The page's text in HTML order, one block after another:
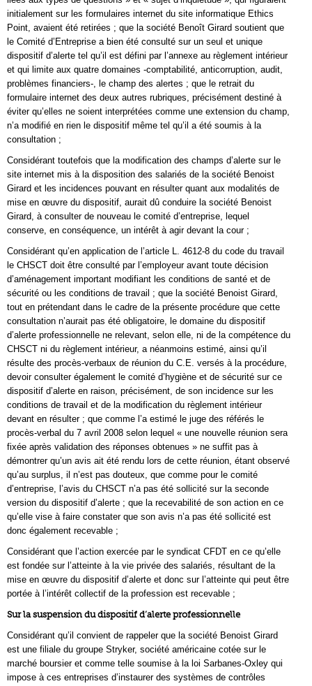
initialement sur les formulaires internet du site informatique Ethics
Point, avaient été retirées ; que la société Benoît Girard soutient que
le Comité d’Entreprise a bien été consulté sur un seul et unique
dispositif d’alerte tel qu’il est défini par l’annexe au règlement intérieur
et qui limite aux quatre domaines -comptabilité, anticorruption, audit,
problèmes financiers-, le champ des alertes ; que le retrait du
formulaire internet des deux autres rubriques, précisément destiné à
éviter qu’elles ne soient interprétées comme une extension du champ,
n’a modifié en rien le dispositif même tel qu’il a été soumis à la
consultation ;
Considérant toutefois que la modification des champs d’alerte sur le
site internet mis à la disposition des salariés de la société Benoist
Girard et les incidences pouvant en résulter quant aux modalités de
mise en œuvre du dispositif, aurait dû conduire la société Benoist
Girard, à consulter de nouveau le comité d’entreprise, lequel
conserve, en conséquence, un intérêt à agir devant la cour ;
Considérant qu’en application de l’article L. 4612-8 du code du travail
le CHSCT doit être consulté par l’employeur avant toute décision
d’aménagement important modifiant les conditions de santé et de
sécurité ou les conditions de travail ; que la société Benoist Girard,
tout en prétendant dans le cadre de la présente procédure que cette
consultation n’aurait pas été obligatoire, le domaine du dispositif
d’alerte professionnelle ne relevant, selon elle, ni de la compétence du
CHSCT ni du règlement intérieur, a néanmoins estimé, ainsi qu’il
résulte des procès-verbaux de réunion du C.E. versés à la procédure,
devoir consulter également le comité d’hygiène et de sécurité sur ce
dispositif d’alerte en raison, précisément, de son incidence sur les
conditions de travail et de la modification du règlement intérieur
devant en résulter ; que comme l’a estimé le juge des référés le
procès-verbal du 7 avril 2008 selon lequel « une nouvelle réunion sera
fixée après validation des réponses obtenues » ne suffit pas à
démontrer qu’un avis ait été rendu lors de cette réunion, étant observé
qu’au surplus, il n’est pas douteux, que comme pour le comité
d’entreprise, l’avis du CHSCT n’a pas été sollicité sur la seconde
version du dispositif d’alerte ; que la recevabilité de son action en ce
qu’elle vise à faire constater que son avis n’a pas été sollicité est
donc également recevable ;
Considérant que l’action exercée par le syndicat CFDT en ce qu’elle
est fondée sur l’atteinte à la vie privée des salariés, résultant de la
mise en œuvre du dispositif d’alerte et donc sur l’atteinte qui peut être
portée à l’intérêt collectif de la profession est recevable ;
Sur la suspension du dispositif d’alerte professionnelle
Considérant qu’il convient de rappeler que la société Benoist Girard
est une filiale du groupe Stryker, société américaine cotée sur le
marché boursier et comme telle soumise à la loi Sarbanes-Oxley qui
impose à ces entreprises d’instaurer des systèmes de contrôles